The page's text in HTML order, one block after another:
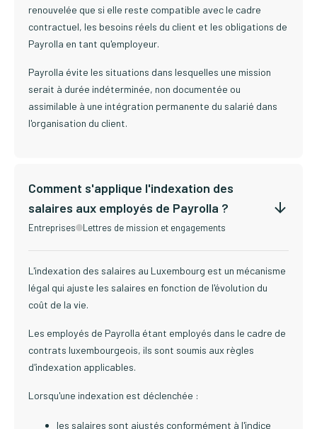
renouvelée que si elle reste compatible avec le cadre
contractuel, les besoins réels du client et les obligations de
Payrolla en tant qu'employeur.
Payrolla évite les situations dans lesquelles une mission
serait à durée indéterminée, non documentée ou
assimilable à une intégration permanente du salarié dans
l'organisation du client.
Comment s'applique l'indexation des
salaires aux employés de Payrolla ?
Entreprises Lettres de mission et engagements
L'indexation des salaires au Luxembourg est un mécanisme
légal qui ajuste les salaires en fonction de l'évolution du
coût de la vie.
Les employés de Payrolla étant employés dans le cadre de
contrats luxembourgeois, ils sont soumis aux règles
d'indexation applicables.
Lorsqu'une indexation est déclenchée :
les salaires sont ajustés conformément à l'indice